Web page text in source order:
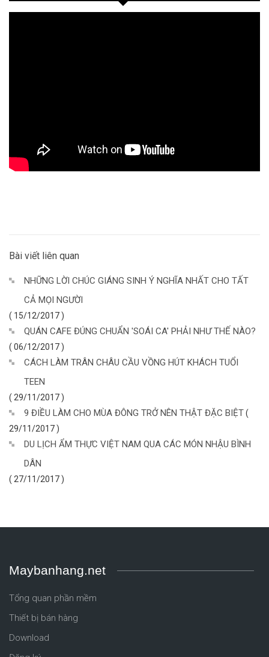
Bài viết liên quan
NHỮNG LỜI CHÚC GIÁNG SINH Ý NGHĨA NHẤT CHO TẤT
CẢ MỌI NGƯỜI
( 15/12/2017 )
QUÁN CAFE ĐÚNG CHUẨN 'SOÁI CA' PHẢI NHƯ THẾ NÀO?
( 06/12/2017 )
CÁCH LÀM TRÂN CHÂU CẦU VỒNG HÚT KHÁCH TUỔI
TEEN
( 29/11/2017 )
9 ĐIỀU LÀM CHO MÙA ĐÔNG TRỞ NÊN THẬT ĐẶC BIỆT(
29/11/2017 )
DU LỊCH ẨM THỰC VIỆT NAM QUA CÁC MÓN NHẬU BÌNH
DÂN
( 27/11/2017 )
Maybanhang.net
Tổng quan phần mềm
Thiết bị bán hàng
Download